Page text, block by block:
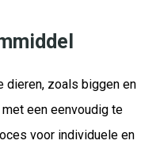
dieren, zoals biggen en
een eenvoudig te
voor individuele en